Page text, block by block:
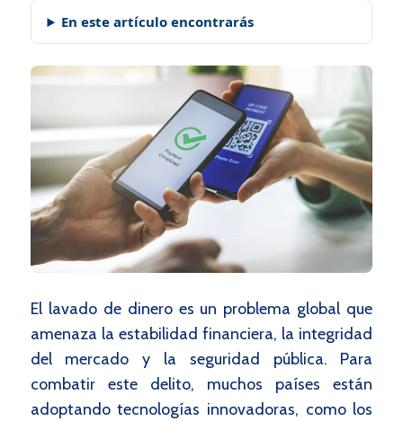
En este artículo encontrarás
El lavado de dinero es un problema global que
amenaza la estabilidad financiera, la integridad
del mercado y la seguridad pública. Para
combatir este delito, muchos países están
adoptando tecnologías innovadoras, como los